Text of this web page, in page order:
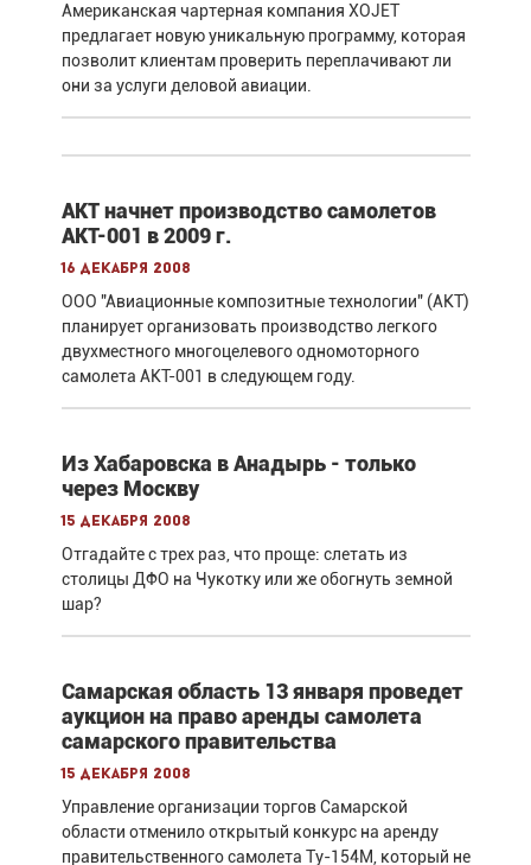
Американская чартерная компания XOJET
предлагает новую уникальную программу, которая
позволит клиентам проверить переплачивают ли
они за услуги деловой авиации.
АКТ начнет производство самолетов
АКТ-001 в 2009 г.
16 декабря 2008
ООО "Авиационные композитные технологии" (АКТ)
планирует организовать производство легкого
двухместного многоцелевого одномоторного
самолета АКТ-001 в следующем году.
Из Хабаровска в Анадырь - только
через Москву
15 декабря 2008
Отгадайте с трех раз, что проще: слетать из
столицы ДФО на Чукотку или же обогнуть земной
шар?
Самарская область 13 января проведет
аукцион на право аренды самолета
самарского правительства
15 декабря 2008
Управление организации торгов Самарской
области отменило открытый конкурс на аренду
правительственного самолета Ту-154М, который не